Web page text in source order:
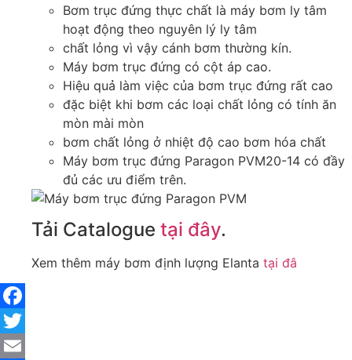
Bơm trục đứng thực chất là máy bơm ly tâm
hoạt động theo nguyên lý ly tâm
chất lỏng vì vậy cánh bơm thường kín.
Máy bơm trục đứng có cột áp cao.
Hiệu quả làm việc của bơm trục đứng rất cao
đặc biệt khi bơm các loại chất lỏng có tính ăn
mòn mài mòn
bơm chất lỏng ở nhiệt độ cao bơm hóa chất
Máy bơm trục đứng Paragon PVM20-14 có đầy
đủ các ưu điểm trên.
Tải Catalogue tại đây.
Xem thêm máy bơm định lượng Elanta tại đâ
Facebook
Twitter